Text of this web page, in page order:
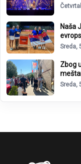
Naša
Sreda,
Zbog
Sreda,